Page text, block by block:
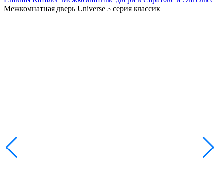
Межкомнатная дверь Universe 3 серия классик